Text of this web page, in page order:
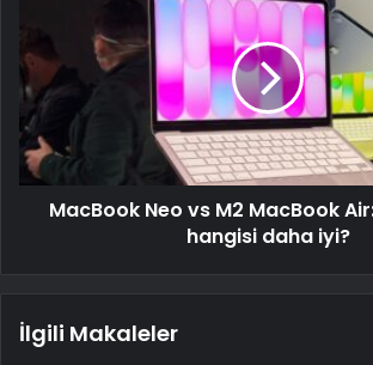
MacBook Neo vs M2 MacBook
hangisi daha iyi?
İlgili Makaleler